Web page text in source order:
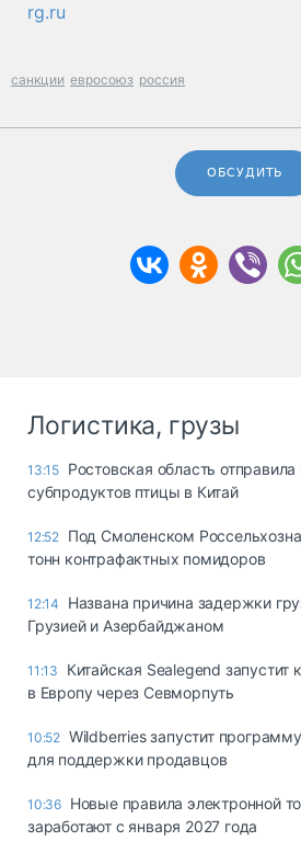
rg.ru
санкции евросоюз россия
ОБСУДИТЬ
Логистика, грузы
13:15 Ростовская область
субпродуктов птицы в Китай
12:52 Под Смоленском
тонн контрафактных помидоров
12:14
Названа причина задержки
Грузией и Азербайджаном
11:13
Китайская Sealegend
в Европу через Севморпуть
10:52 Wildberries запустит
для поддержки продавцов
10:36 Новые правила электронной
заработают с января 2027 года